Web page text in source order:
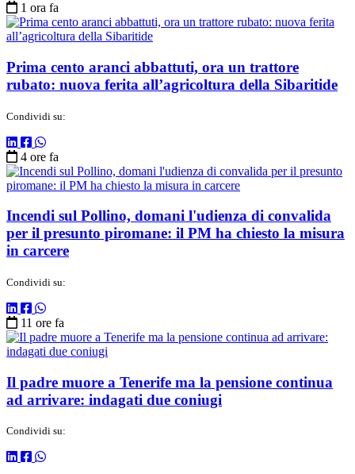
1 ora fa
Prima cento aranci abbattuti, ora un trattore
rubato: nuova ferita all’agricoltura della Sibaritide
Condividi su:
4 ore fa
Incendi sul Pollino, domani l'udienza di convalida
per il presunto piromane: il PM ha chiesto la misura
in carcere
Condividi su:
11 ore fa
Il padre muore a Tenerife ma la pensione continua
ad arrivare: indagati due coniugi
Condividi su: